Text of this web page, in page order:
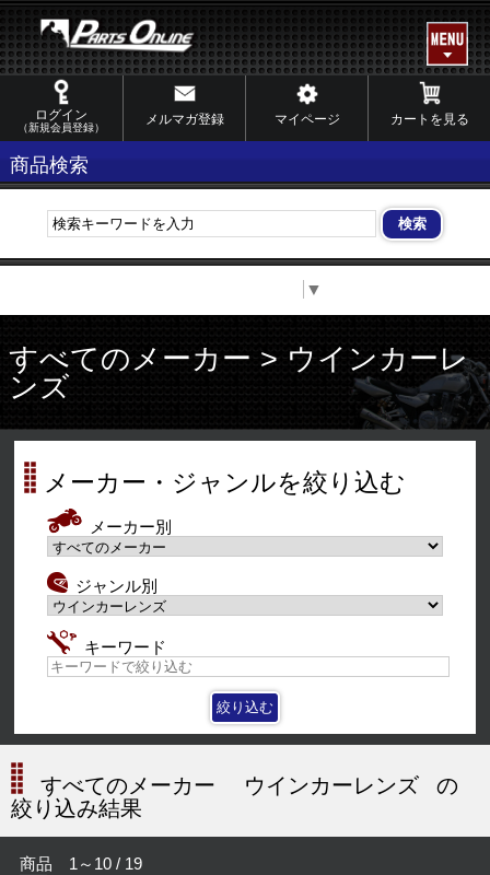
ログイン
（新規会員登録）
メルマガ登録 マイページ カートを見る
商品検索
▼
すべてのメーカー > ウインカーレ
ンズ
メーカー・ジャンルを絞り込む
メーカー別
ジャンル別
キーワード
すべてのメーカー ウインカーレンズ
の
絞り込み結果
商品 1～10 / 19